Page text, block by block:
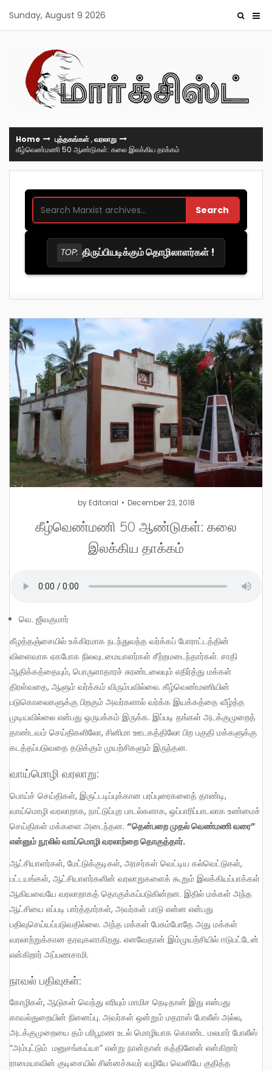
content
Sunday, August 9 2026
Home புத்தகங்கள்,வரலாறு
கீழ்வெண்மணி 50 ஆண்டுகள்: கலை இலக்கிய தாக்கம்
Search
TOP: திருப்பியடிக்கும் தொழிலாளர்கள் !
by Editorial December 23, 2018
கீழ்வெண்மணி 50 ஆண்டுகள்: கலை
இலக்கிய தாக்கம்
வெ. ஜீவகுமார்
கீழத்தஞ்சையில் உக்கிரமாக நடந்துவந்த வர்க்கப் போராட்டத்தின்
விளைவாக ஏகபோக நிலவுடமையாளர்கள் சீற்றமடைந்தார்கள். சாதி
ஆதிக்கத்தையும், பொருளாதாரச் சுரண்டலையும் எதிர்த்து மக்கள்
திரள்வதை, ஆளும் வர்க்கம் விரும்பவில்லை. கீழ்வெண்மணியின்
படுகொலைகளுக்கு பிறகும் அவர்களால் வர்க்க இயக்கத்தை வீழ்த்த
முடியவில்லை என்பது ஒருபக்கம் இருக்க. இப்படி தங்கள் அடக்குமுறைத்
தாண்டவம் செய்திகளிலோ, சினிமா ஊடகத்திலோ பிற பகுதி மக்களுக்கு
கடத்தப்படுவதை தடுக்கும் முயற்சிகளும் இருந்தன.
வாய்மொழி வரலாறு:
பொய்ச் செய்திகள், இருட்டடிப்புக்கான பரப்புரைகளைத் தாண்டி,
வாய்மொழி வரலாறாக, நாட்டுப்புற பாடல்களாக, ஒப்பாரிப்பாடலாக உண்மைச்
செய்திகள் மக்களை அடைந்தன. “தென்பறை முதல் வெண்மணி வரை”
என்னும் நூலில் வாய்மொழி வரலாற்றை தொகுத்தார்.
ஆட்சியாளர்கள், மேட்டுக்குடிகள், அரசர்கள் வெட்டிய கல்வெட்டுகள்,
பட்டயங்கள், ஆட்சியாளர்களின் வரலாறுகளைக் கூறும் இலக்கியப்பாக்கள்
ஆகியவையே வரலாறாகத் தொகுக்கப்படுகின்றன. இதில் மக்கள் அந்த
ஆட்சியை எப்படி பார்த்தார்கள், அவர்கள் பாடு என்ன என்பது
பதிவுசெய்யப்படுவதில்லை. அந்த மக்கள் பேசும்போதே அது மக்கள்
வரலாற்றுக்கான தரவுகளாகிறது. எனவேதான் இம்முயற்சியில் ஈடுபட்டேன்
என்கிறார் அப்பணசாமி.
நாவல் பதிவுகள்:
கோழிகள், ஆடுகள் வெந்து எரியும் மாமிச நெடிதான் இது என்பது
காவல்துறையின் நினைப்பு. அவர்கள் ஒன்றும் மதராஸ் போலீஸ் அல்ல,
அடக்குமுறையை தம் பரிபூரண உடல் மொழியாக கொண்ட மலபார் போலீஸ்
“அம்புட்டும் மனுசங்கய்யா” என்று நான்தான் கத்தினேன் என்கிறார்
ராமையாவின் குடிசையில் சின்னச்சுவர் வழியே வெளியே குதித்த